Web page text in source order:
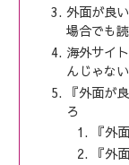
外面が良
場合でも
海外サイ
んじゃな
『外面が
ろ
『外
『外